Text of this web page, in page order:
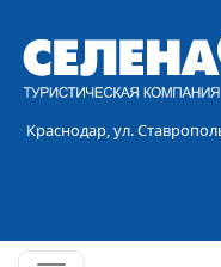
Краснодар, ул.